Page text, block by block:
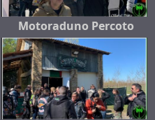
Motoraduno Percoto